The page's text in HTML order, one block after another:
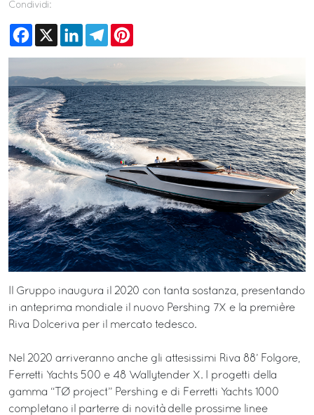
Condividi:
Facebook
X LinkedInTelegram
Il Gruppo inaugura il 2020 con tanta sostanza, presentando
in anteprima mondiale il nuovo Pershing 7X e la première
Riva Dolceriva per il mercato tedesco.
Nel 2020 arriveranno anche gli attesissimi Riva 88’ Folgore,
Ferretti Yachts 500 e 48 Wallytender X. I progetti della
gamma “TØ project” Pershing e di Ferretti Yachts 1000
completano il parterre di novità delle prossime linee